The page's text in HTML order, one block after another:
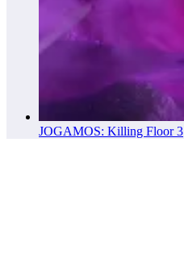
JOGAMOS: Killing Floor 3